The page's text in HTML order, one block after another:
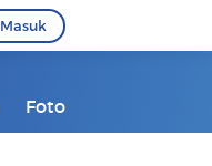
Masuk
Foto